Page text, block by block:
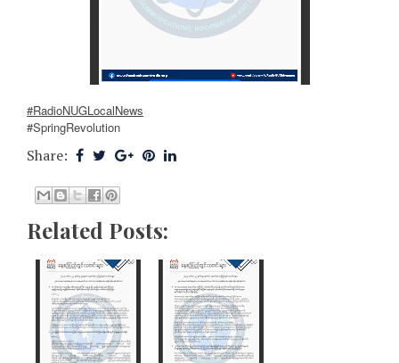
#RadioNUGLocalNews
#SpringRevolution
Share:
Related Posts: